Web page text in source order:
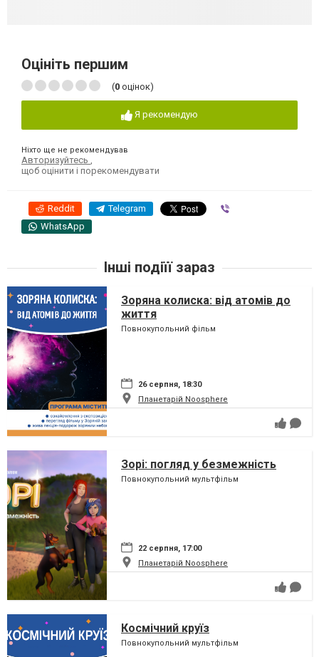
Оцініть першим
(0 оцінок)
Я рекомендую
Ніхто ще не рекомендував
Авторизуйтесь
щоб оцінити і порекомендувати
Reddit Telegram
WhatsApp
Інші подіїї зараз
Зоряна колиска: від атомів до
життя
Повнокупольний фільм
26 серпня, 18:30
Планетарій Noosphere
Зорі: погляд у безмежність
Повнокупольний мультфільм
22 серпня, 17:00
Планетарій Noosphere
Космічний круїз
Повнокупольний мультфільм